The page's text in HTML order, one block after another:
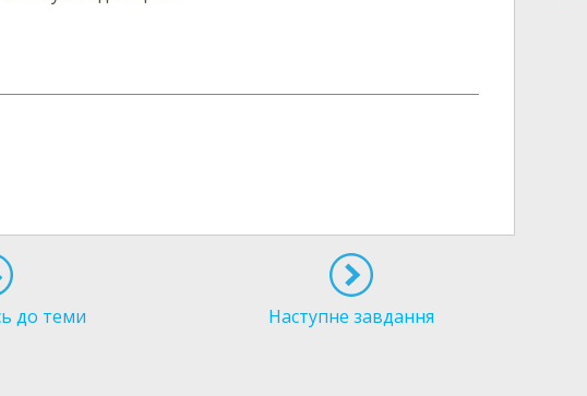
до теми Наступне завдання